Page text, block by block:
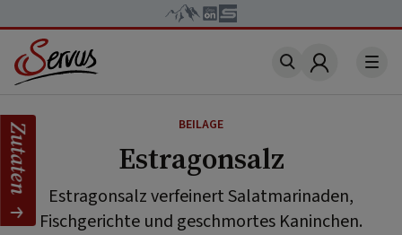
Account
BEILAGE
Estragonsalz
Estragonsalz verfeinert Salatmarinaden,
Fischgerichte und geschmortes Kaninchen.
Zutaten